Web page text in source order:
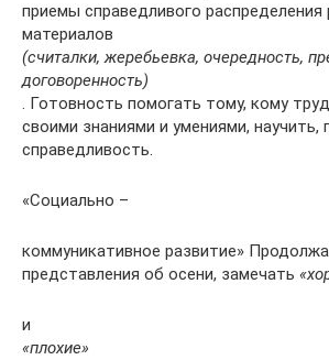
приемы справедливого распределения
материалов
(считалки, жеребьевка, очередность,
договоренность)
. Готовность помогать тому, кому
своими знаниями и умениями, научить,
справедливость.
«Социально –
коммуникативное развитие»
представления об осени, замечать
и
«плохие»